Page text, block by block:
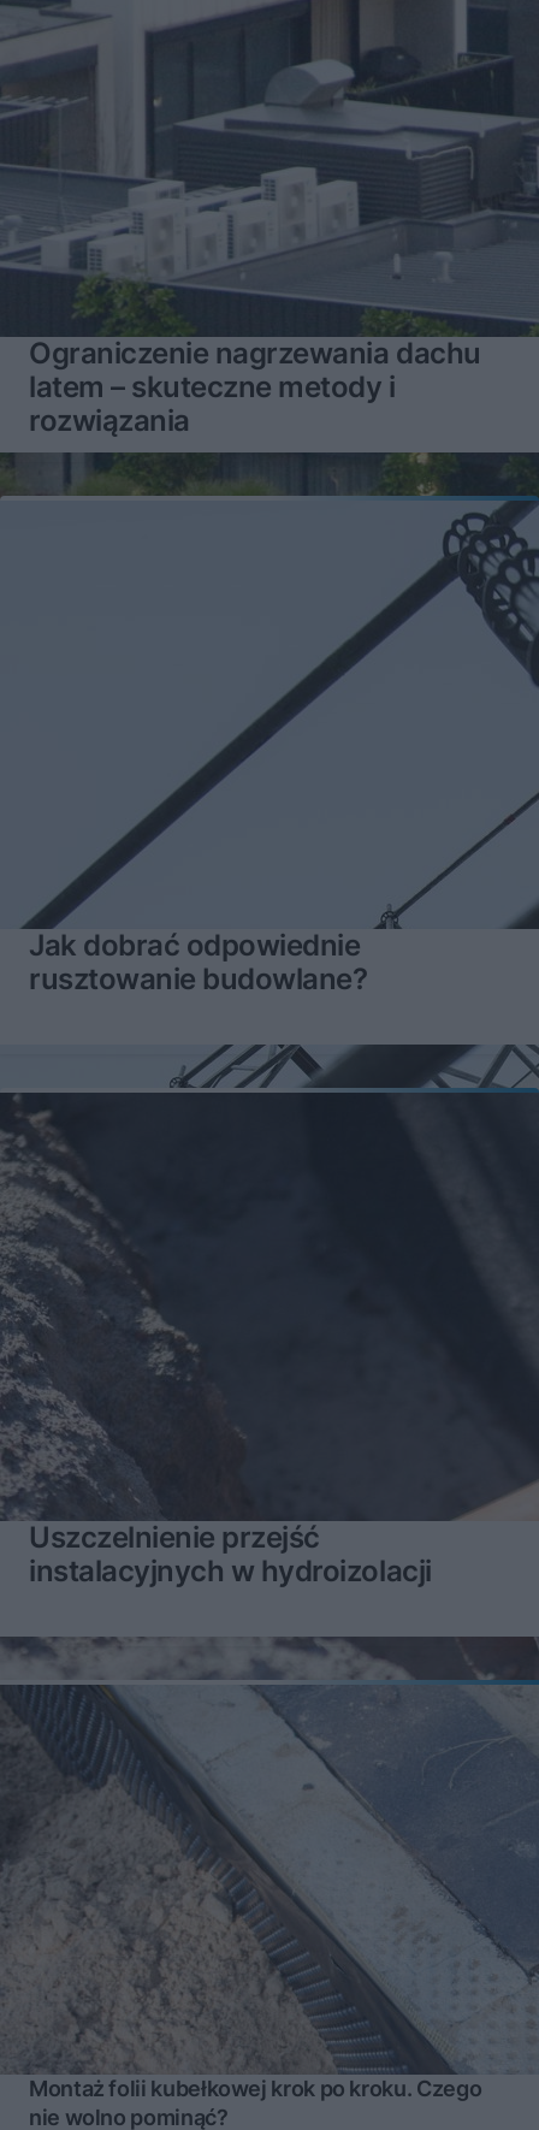
Ograniczenie nagrzewania dachu
latem – skuteczne metody i
rozwiązania
Jak dobrać odpowiednie
rusztowanie budowlane?
Uszczelnienie przejść
instalacyjnych w hydroizolacji
Montaż folii kubełkowej krok po kroku. Czego
nie wolno pominąć?